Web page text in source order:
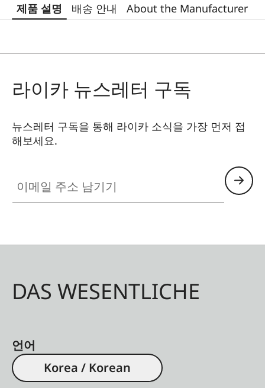
제품 설명 배송 안내 About the Manufacturer
라이카 뉴스레터 구독
뉴스레터 구독을 통해 라이카 소식을 가장 먼저 접
해보세요.
DAS WESENTLICHE
언어
Korea / Korean